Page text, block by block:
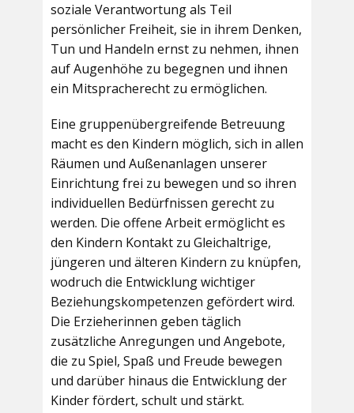
soziale Verantwortung als Teil
persönlicher Freiheit, sie in ihrem Denken,
Tun und Handeln ernst zu nehmen, ihnen
auf Augenhöhe zu begegnen und ihnen
ein Mitspracherecht zu ermöglichen.
Eine gruppenübergreifende Betreuung
macht es den Kindern möglich, sich in allen
Räumen und Außenanlagen unserer
Einrichtung frei zu bewegen und so ihren
individuellen Bedürfnissen gerecht zu
werden. Die offene Arbeit ermöglicht es
den Kindern Kontakt zu Gleichaltrige,
jüngeren und älteren Kindern zu knüpfen,
wodruch die Entwicklung wichtiger
Beziehungskompetenzen gefördert wird.
Die Erzieherinnen geben täglich
zusätzliche Anregungen und Angebote,
die zu Spiel, Spaß und Freude bewegen
und darüber hinaus die Entwicklung der
Kinder fördert, schult und stärkt.